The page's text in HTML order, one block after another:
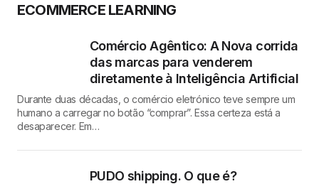
ECOMMERCE LEARNING
Comércio Agêntico: A Nova corrida
das marcas para venderem
diretamente à Inteligência Artificial
Durante duas décadas, o comércio eletrónico teve sempre um
humano a carregar no botão “comprar”. Essa certeza está a
desaparecer. Em…
PUDO shipping. O que é?